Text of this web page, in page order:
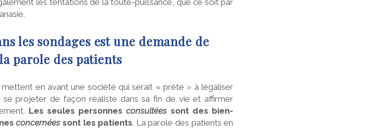
les sondages est une demande de
parole des patients
en avant une société qui serait « prête » à légaliser
se projeter de façon réaliste dans sa fin de vie et affirmer
Les seules personnesconsultées sont des bien-
concernées sont les patients. La parole des patients en